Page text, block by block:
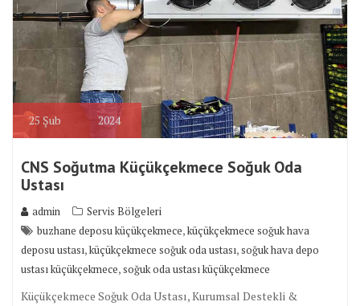
25 Şub 2024
CNS Soğutma Küçükçekmece Soğuk Oda
Ustası
admin
Servis Bölgeleri
buzhane deposu küçükçekmece,küçükçekmece soğuk hava
deposu ustası,küçükçekmece soğuk oda ustası,soğuk hava depo
ustası küçükçekmece,soğuk oda ustası küçükçekmece
Küçükçekmece Soğuk Oda Ustası, Kurumsal Destekli &